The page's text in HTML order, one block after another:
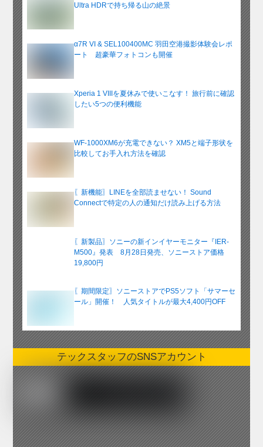
Ultra HDRで持ち帰る山の絶景
α7R VI & SEL100400MC 羽田空港撮影体験会レポ
ート 超豪華フォトコンも開催
Xperia 1 VIIIを夏休みで使いこなす！ 旅行前に確認
したい5つの便利機能
WF-1000XM6が充電できない？ XM5と端子形状を
比較してお手入れ方法を確認
〖新機能〗LINEを全部読ませない！ Sound
Connectで特定の人の通知だけ読み上げる方法
〖新製品〗ソニーの新インイヤーモニター『IER-
M500』発表 8月28日発売、ソニーストア価格
19,800円
〖期間限定〗ソニーストアでPS5ソフト「サマーセ
ール」開催！ 人気タイトルが最大4,400円OFF
テックスタッフのSNSアカウント